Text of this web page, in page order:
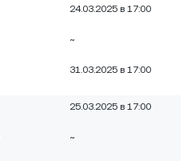
24.03.2025 в 17:00
~
31.03.2025 в 17:00
25.03.2025 в 17:00
~